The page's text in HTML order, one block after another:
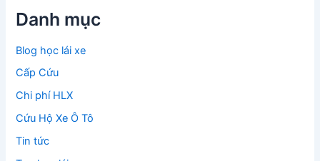
Danh mục
Blog học lái xe
Cấp Cứu
Chi phí HLX
Cứu Hộ Xe Ô Tô
Tin tức